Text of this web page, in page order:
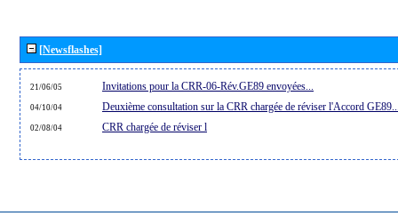
[Newsflashes]
21/06/05 Invitations pour la CRR-06-Rév.GE89 envoyées...
04/10/04 Deuxième consultation sur la CRR chargée de réviser l'Accord
02/08/04 CRR chargée de réviser l